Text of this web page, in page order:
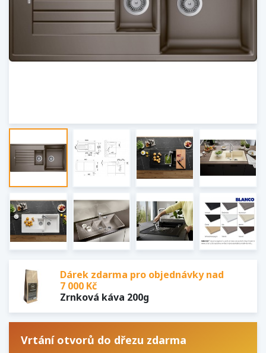
Dárek zdarma pro objednávky nad
7 000 Kč
Zrnková káva 200g
Vrtání otvorů do dřezu zdarma